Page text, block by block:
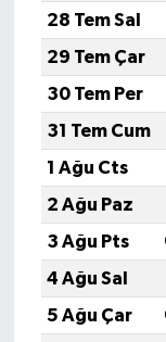
28 Tem Sal
29 Tem Çar
30 Tem Per
31 Tem Cum
1 Ağu Cts
2 Ağu Paz
3 Ağu Pts
4 Ağu Sal
5 Ağu Çar